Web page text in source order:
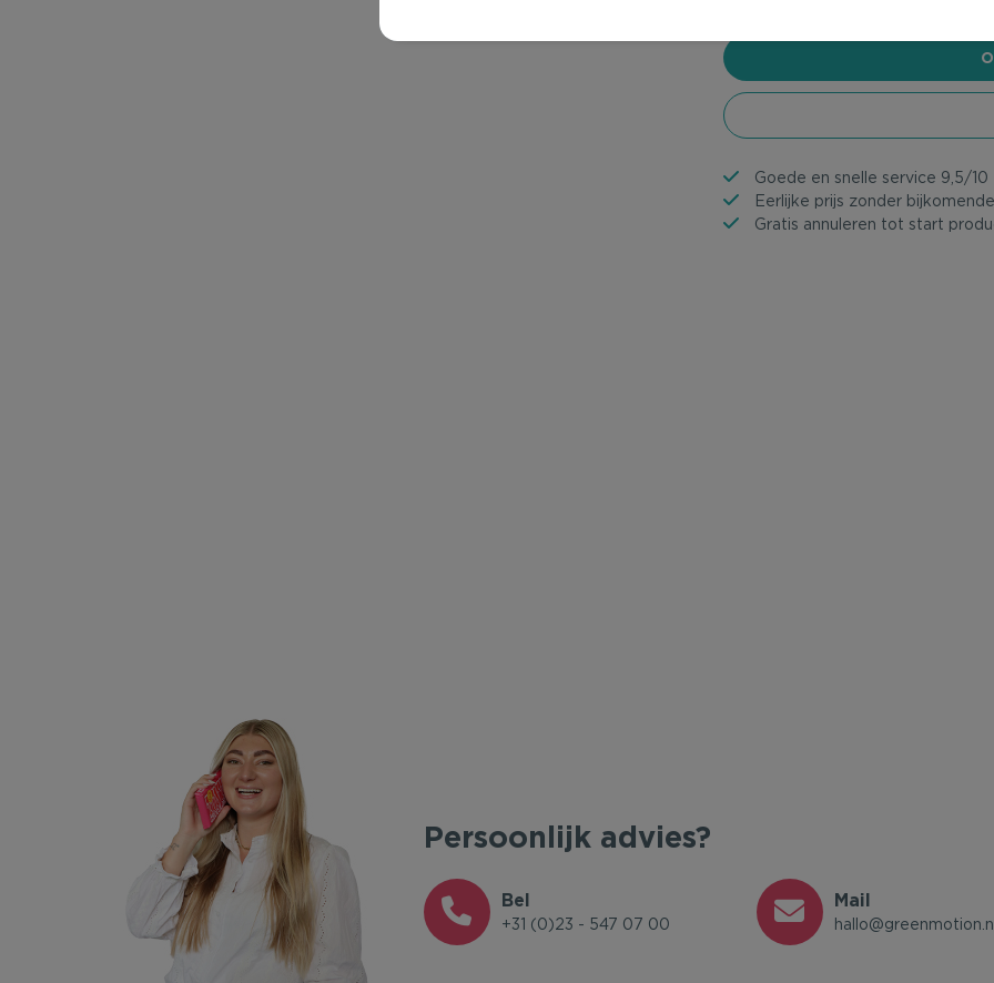
Goede en snelle service 9,5/10
Eerlijke prijs zonder
Gratis annuleren tot start
Persoonlijk advies?
Bel
+31 (0)23 - 547 07 00
Mail